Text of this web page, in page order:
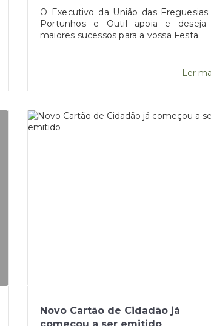
O Executivo da União das Freguesias
Portunhos e Outil apoia e deseja
maiores sucessos para a vossa Festa.
Ler
Novo Cartão de Cidadão já